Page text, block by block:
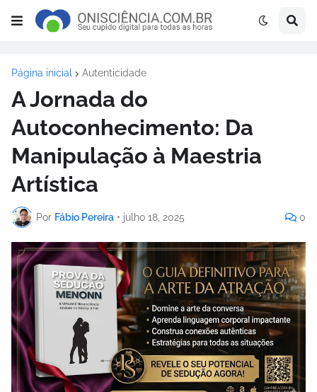
Página inicial Autenticidade
A Jornada do
Autoconhecimento: Da
Manipulação à Maestria
Artística
Por Fábio Pereira • julho 18, 2025 0